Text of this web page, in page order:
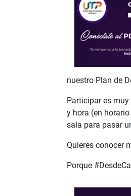
nuestro Plan de
Participar es
y hora (en
sala para pasar
Quieres conocer
Porque